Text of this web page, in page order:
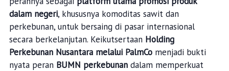
dalam negeri, khususnya komoditas sawit dan
perkebunan, untuk bersaing di pasar internasional
secara berkelanjutan. Keikutsertaan Holding
Perkebunan Nusantara melalui PalmComenjadi bukti
nyata peran BUMN perkebunandalam memperkuat